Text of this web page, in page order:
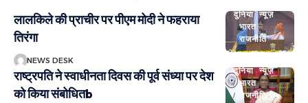
दुनिया न्यूज़
भारत
राजनीति
लालकिले की प्राचीर पर पीएम मोदी ने फहराया
तिरंगा
NEWS DESK
दुनिया न्यूज़
भारत
राजनीति
राष्ट्रपति ने स्वाधीनता दिवस की पूर्व संध्या पर देश
को किया संबोधितb